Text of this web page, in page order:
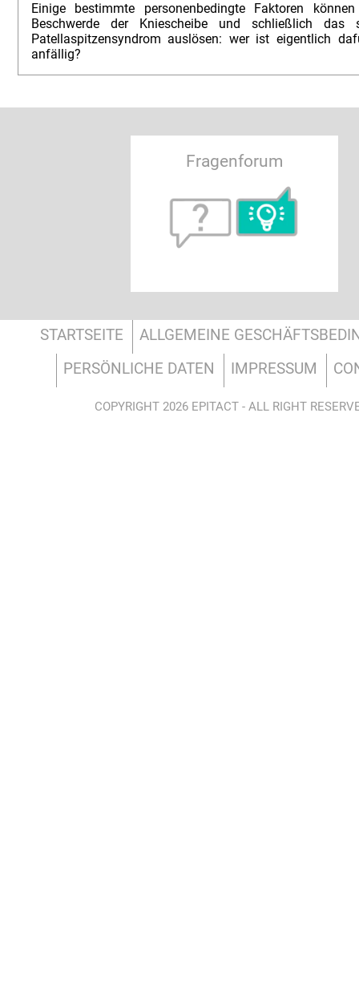
Einige bestimmte personenbedingte Faktoren können
Beschwerde der Kniescheibe und schließlich das
Patellaspitzensyndrom auslösen: wer ist eigentlich
anfällig?
Fragenforum
STARTSEITE
ALLGEMEINE
PERSÖNLICHE DATEN
IMPRESSUM
COPYRIGHT 2026 EPITACT - ALL RIGHT